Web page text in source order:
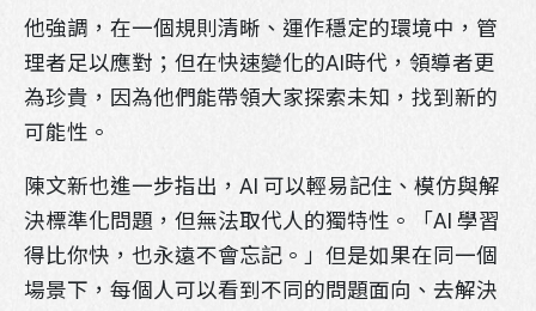
他強調，在一個規則清晰、運作穩定的環境中，管
理者足以應對；但在快速變化的AI時代，領導者更
為珍貴，因為他們能帶領大家探索未知，找到新的
可能性。
陳文新也進一步指出，AI 可以輕易記住、模仿與解
決標準化問題，但無法取代人的獨特性。「AI 學習
得比你快，也永遠不會忘記。」但是如果在同一個
場景下，每個人可以看到不同的問題面向、去解決